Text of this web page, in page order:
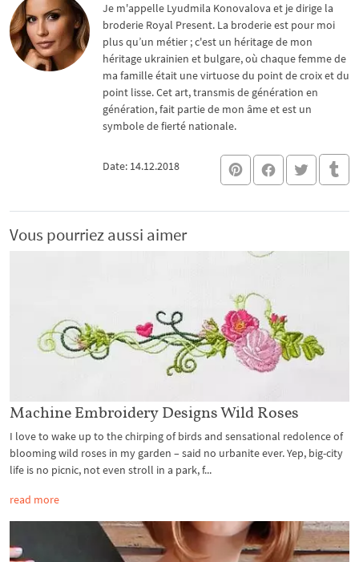
Je m'appelle Lyudmila Konovalova et je dirige la
broderie Royal Present. La broderie est pour moi
plus qu’un métier ; c'est un héritage de mon
héritage ukrainien et bulgare, où chaque femme de
ma famille était une virtuose du point de croix et du
point lisse. Cet art, transmis de génération en
génération, fait partie de mon âme et est un
symbole de fierté nationale.
Date: 14.12.2018
Vous pourriez aussi aimer
Machine Embroidery Designs Wild Roses
I love to wake up to the chirping of birds and sensational redolence of
blooming wild roses in my garden – said no urbanite ever. Yep, big-city
life is no picnic, not even stroll in a park, f...
read more